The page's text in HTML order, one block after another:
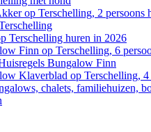
op Terschelling, 2 persoons
Terschelling huren in 2026
Finn op Terschelling, 6
Bungalow Finn
Klaverblad op Terschelling,
chalets, familiehuizen,